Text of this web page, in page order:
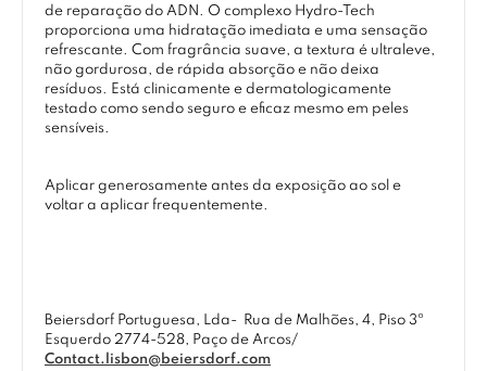
de reparação do ADN. O complexo Hydro-Tech
proporciona uma hidratação imediata e uma sensação
refrescante. Com fragrância suave, a textura é ultraleve,
não gordurosa, de rápida absorção e não deixa
resíduos. Está clinicamente e dermatologicamente
testado como sendo seguro e eficaz mesmo em peles
sensíveis.
Aplicar generosamente antes da exposição ao sol e
voltar a aplicar frequentemente.
Beiersdorf Portuguesa, Lda-
Rua de Malhões, 4, Piso 3º
Esquerdo 2774-528, Paço de Arcos/
Contact.lisbon@beiersdorf.com